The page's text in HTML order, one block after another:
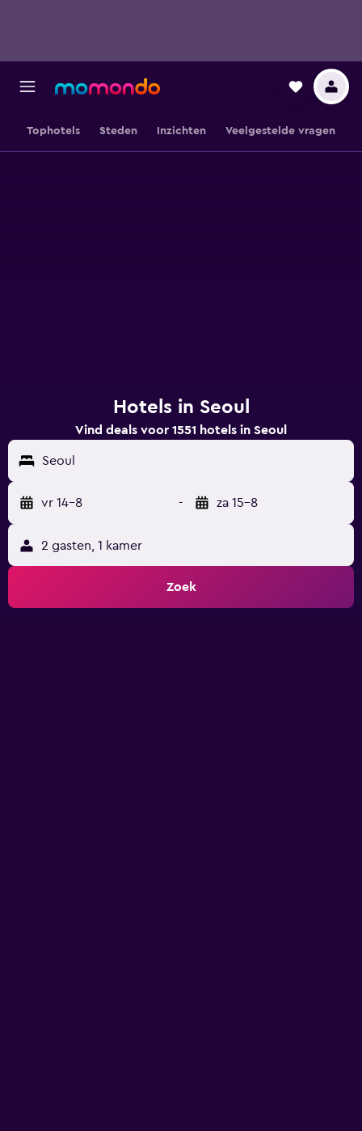
Tophotels Steden Inzichten Veelgestelde vragen
Hotels in Seoul
Vind deals voor 1551 hotels in Seoul
Seoul
vr 14-8 - za 15-8
2 gasten, 1 kamer
Zoek